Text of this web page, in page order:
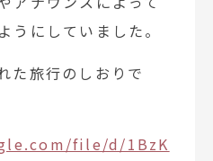
うにしていました。
た旅行のしおりで
file/d/1BzK